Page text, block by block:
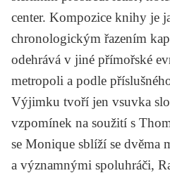
center. Kompozice knihy je
chronologickým řazením
odehrává v jiné přímořské
metropoli a podle
Výjimku tvoří jen vsuvka
vzpomínek na soužití s
se Monique sblíží se dvěma
a významnými spoluhráči,